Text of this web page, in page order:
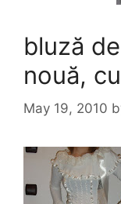
bluză
nouă,
May 19, 2010